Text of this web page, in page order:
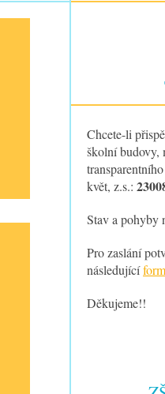
Chcete-li
školní budovy,
květ, z.s.:
Stav a pohyby
Pro zaslání
následující
Děkujeme!!